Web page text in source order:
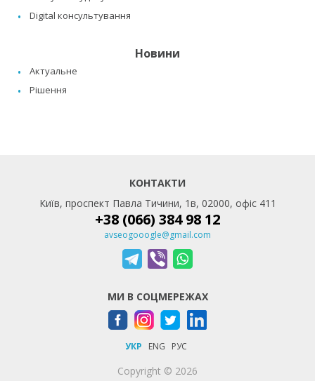
Digital консультування
Новини
Актуальне
Рішення
КОНТАКТИ
Київ, проспект Павла Тичини, 1в, 02000, офіс 411
+38 (066) 384 98 12
avseogooogle@gmail.com
МИ В СОЦМЕРЕЖАХ
УКР ENG РУС
Copyright © 2026